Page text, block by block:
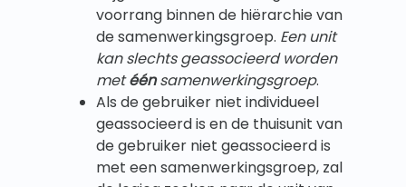
voorrang binnen de hiërarchie van
de samenwerkingsgroep. Een unit
kan slechts geassocieerd worden
met één samenwerkingsgroep.
Als de gebruiker niet individueel
geassocieerd is en de thuisunit van
de gebruiker niet geassocieerd is
met een samenwerkingsgroep, zal